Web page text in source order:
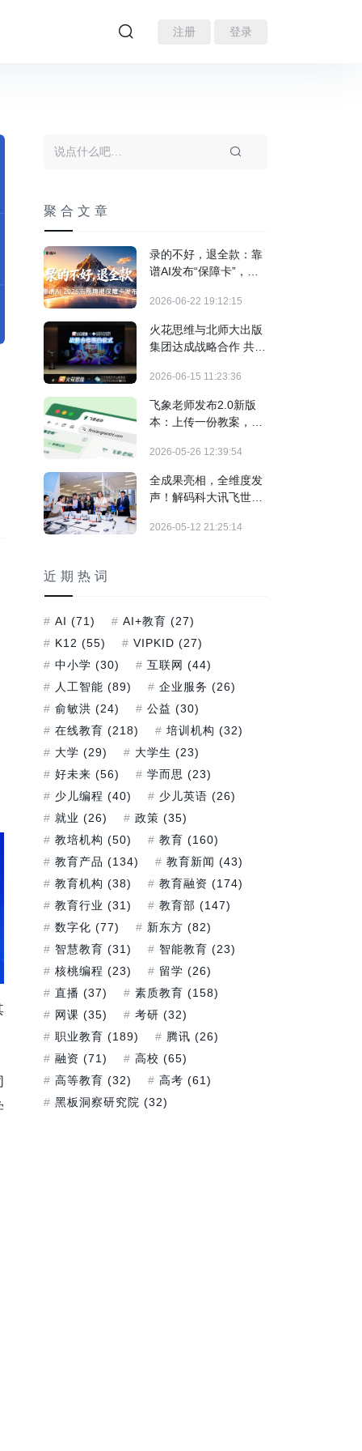
注册 登录
聚合文章
录的不好，退全款：靠
谱AI发布“保障卡”，志
时代
2026-06-22 19:12:15
火花思维与北师大出版
集团达成战略合作 共推
发展
2026-06-15 11:23:36
飞象老师发布2.0新版
本：上传一份教案，生
2026-05-26 12:39:54
全成果亮相，全维度发
声！解码科大讯飞世界
2026-05-12 21:25:14
近期热词
AI (71) AI+教育 (27)
K12 (55) VIPKID (27)
中小学 (30) 互联网 (44)
人工智能 (89) 企业服务 (26)
俞敏洪 (24) 公益 (30)
在线教育 (218) 培训机构 (32)
大学 (29) 大学生 (23)
好未来 (56) 学而思 (23)
少儿编程 (40) 少儿英语 (26)
就业 (26) 政策 (35)
教培机构 (50) 教育 (160)
教育产品 (134) 教育新闻 (43)
教育机构 (38) 教育融资 (174)
教育行业 (31) 教育部 (147)
数字化 (77) 新东方 (82)
智慧教育 (31) 智能教育 (23)
核桃编程 (23) 留学 (26)
直播 (37) 素质教育 (158)
网课 (35) 考研 (32)
职业教育 (189) 腾讯 (26)
融资 (71) 高校 (65)
高等教育 (32) 高考 (61)
黑板洞察研究院 (32)